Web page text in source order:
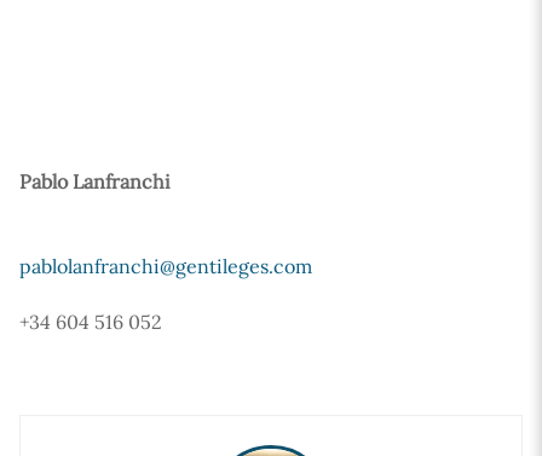
Pablo Lanfranchi
pablolanfranchi@gentileges.com
+34 604 516 052